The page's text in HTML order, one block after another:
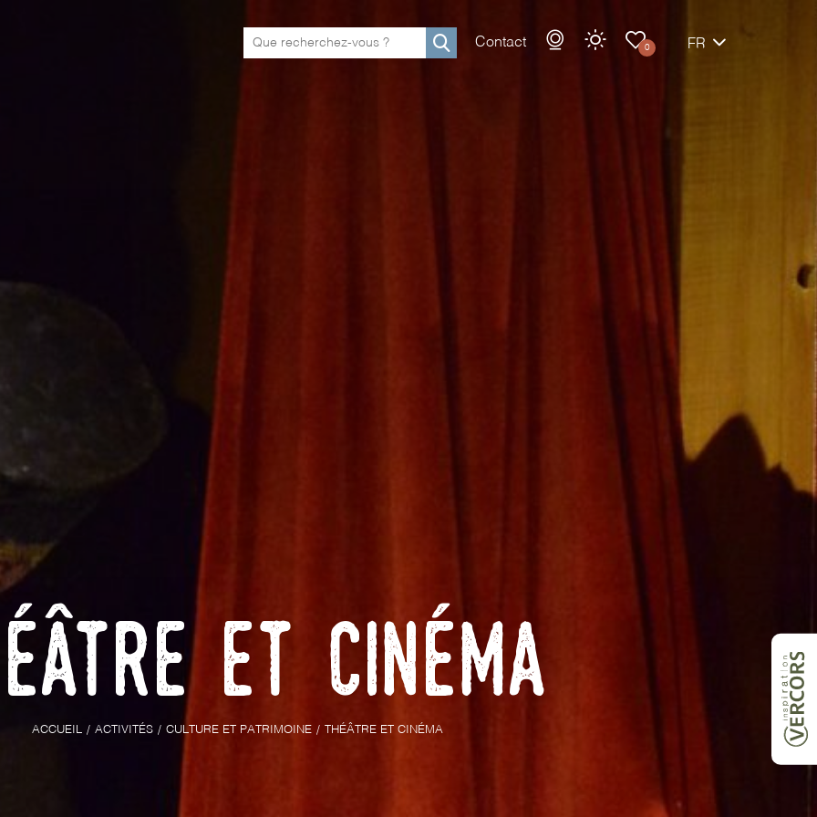
Rechercher
Contact 0 FR
et cinéma
ACCUEIL ACTIVITÉS CULTURE ET PATRIMOINE THÉÂTRE ET CINÉMA